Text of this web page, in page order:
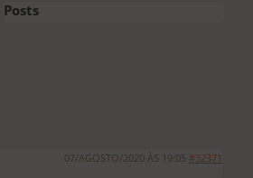
Posts
07/AGOSTO/2020 ÀS 19:05 #32371